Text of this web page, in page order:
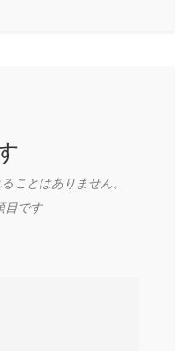
ことはありません。
目です